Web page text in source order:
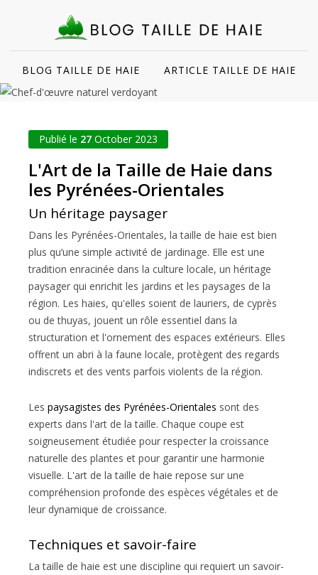
BLOG TAILLE DE HAIE ARTICLE TAILLE DE HAIE
Publié le 27 October 2023
L'Art de la Taille de Haie dans
les Pyrénées-Orientales
Un héritage paysager
Dans les Pyrénées-Orientales, la taille de haie est bien
plus qu’une simple activité de jardinage. Elle est une
tradition enracinée dans la culture locale, un héritage
paysager qui enrichit les jardins et les paysages de la
région. Les haies, qu'elles soient de lauriers, de cyprès
ou de thuyas, jouent un rôle essentiel dans la
structuration et l'ornement des espaces extérieurs. Elles
offrent un abri à la faune locale, protègent des regards
indiscrets et des vents parfois violents de la région.
Les paysagistes des Pyrénées-Orientales sont des
experts dans l'art de la taille. Chaque coupe est
soigneusement étudiée pour respecter la croissance
naturelle des plantes et pour garantir une harmonie
visuelle. L'art de la taille de haie repose sur une
compréhension profonde des espèces végétales et de
leur dynamique de croissance.
Techniques et savoir-faire
La taille de haie est une discipline qui requiert un savoir-